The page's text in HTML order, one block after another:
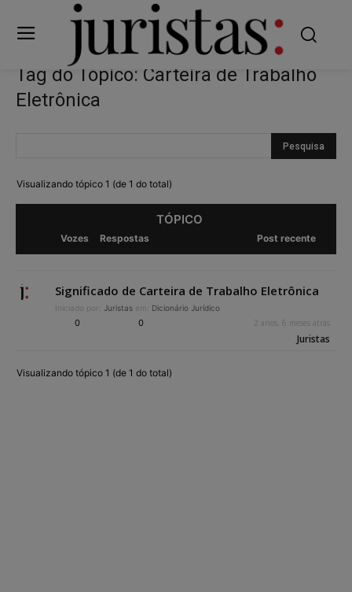
Tag do Tópico: Carteira de Trabalho
Eletrônica
Visualizando tópico 1 (de 1 do total)
TÓPICO
Vozes Respostas Post recente
Significado de Carteira de Trabalho Eletrônica
Iniciado por: Juristas em: Dicionário Jurídico
0 0 2 anos, 6 meses atrás
Juristas
Visualizando tópico 1 (de 1 do total)